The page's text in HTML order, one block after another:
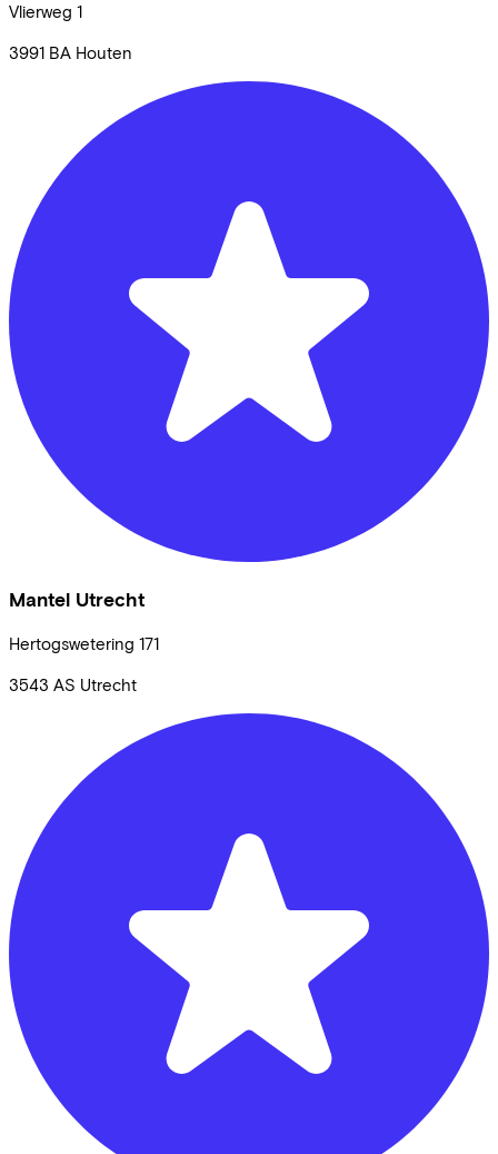
Vlierweg 1
3991 BA Houten
Mantel Utrecht
Hertogswetering 171
3543 AS Utrecht